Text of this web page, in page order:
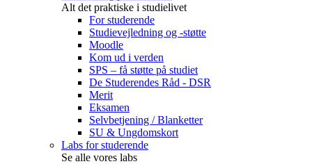
Alt det praktiske i studielivet
For studerende
Studievejledning og -støtte
Moodle
Kom ud i verden
SPS – få støtte på studiet
De Studerendes Råd - DSR
Merit
Eksamen
Selvbetjening / Blanketter
SU & Ungdomskort
Labs for studerende
Se alle vores labs